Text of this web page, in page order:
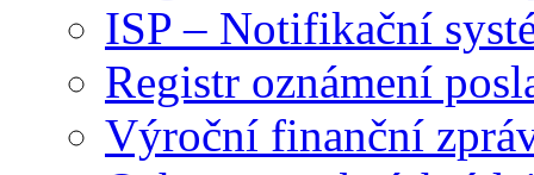
ISP – Notifikační
Registr oznámení
Výroční finanční